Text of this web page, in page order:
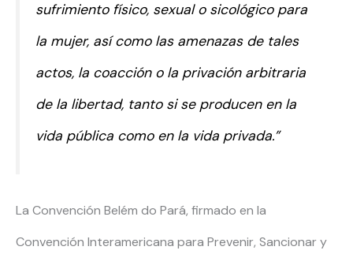
sufrimiento físico, sexual o sicológico para
la mujer, así como las amenazas de tales
actos, la coacción o la privación arbitraria
de la libertad, tanto si se producen en la
vida pública como en la vida privada.”
La Convención Belém do Pará, firmado en la
Convención Interamericana para Prevenir, Sancionar y